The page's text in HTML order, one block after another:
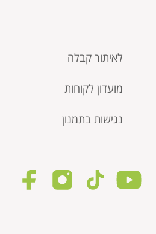
לאיתור קבלה
מועדון לקוחות
נגישות בתמנון